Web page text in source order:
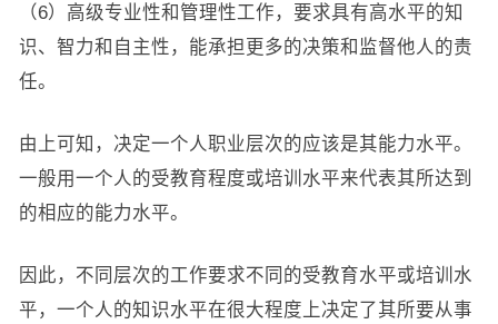
（6）高级专业性和管理性工作，要求具有高水平的知
识、智力和自主性，能承担更多的决策和监督他人的责
任。
由上可知，决定一个人职业层次的应该是其能力水平。
一般用一个人的受教育程度或培训水平来代表其所达到
的相应的能力水平。
因此，不同层次的工作要求不同的受教育水平或培训水
平，一个人的知识水平在很大程度上决定了其所要从事